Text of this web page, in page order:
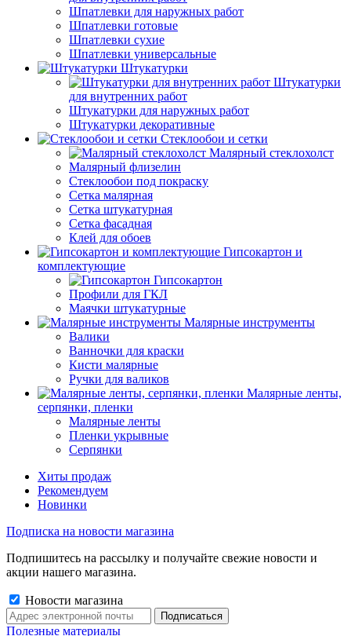
Шпатлевки для наружных работ
Шпатлевки готовые
Шпатлевки сухие
Шпатлевки универсальные
Штукатурки
Штукатурки
для внутренних работ
Штукатурки для наружных работ
Штукатурки декоративные
Стеклообои и сетки
Малярный стеклохолст
Малярный флизелин
Стеклообои под покраску
Сетка малярная
Сетка штукатурная
Сетка фасадная
Клей для обоев
Гипсокартон и
комплектующие
Гипсокартон
Профили для ГКЛ
Маячки штукатурные
Малярные инструменты
Валики
Ванночки для краски
Кисти малярные
Ручки для валиков
Малярные ленты,
серпянки, пленки
Малярные ленты
Пленки укрывные
Серпянки
Хиты продаж
Рекомендуем
Новинки
Подписка на новости магазина
Подпишитесь на рассылку и получайте свежие новости и
акции нашего магазина.
Новости магазина
Полезные материалы